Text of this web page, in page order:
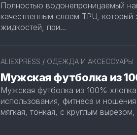
Полностью водонепроницаемый
качественным слоем TPU, который
жидкостей, при...
ALIEXPRESS / ОДЕЖДА И АКСЕССУАРЫ
Мужская футболка из
Мужская футболка из 100%
использования, фитнеса и
мягкая, тонкая, с круглым